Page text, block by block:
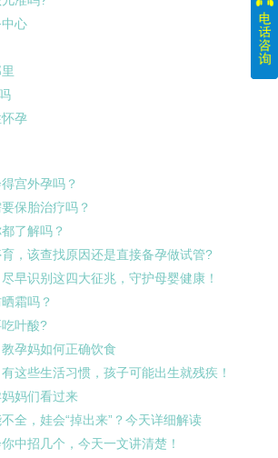
心
孕
宫外孕吗？
保胎治疗吗？
了解吗？
，该查找原因还是直接备孕做试管?
早识别这四大征兆，守护母婴健康！
霜吗？
叶酸?
孕妈如何正确饮食
这些生活习惯，孩子可能出生就残疾！
妈们看过来
全，娃会“掉出来”？今天详细解读
中招几个，今天一文讲清楚！